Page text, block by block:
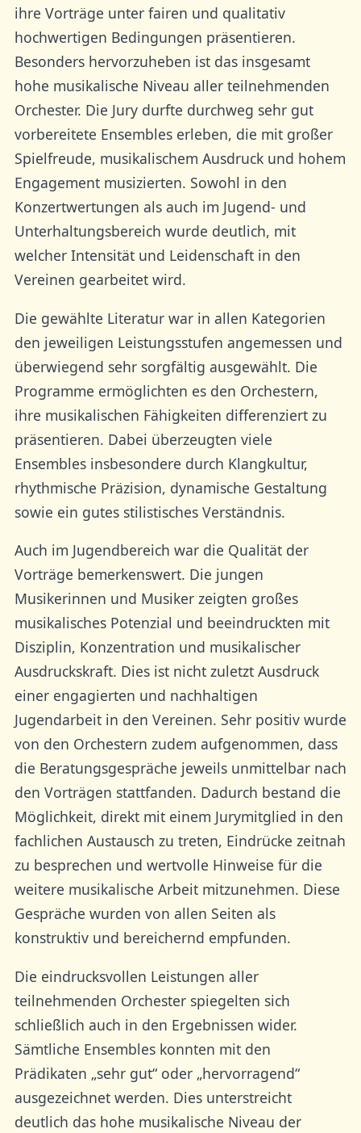
ihre Vorträge unter fairen und qualitativ
hochwertigen Bedingungen präsentieren.
Besonders hervorzuheben ist das insgesamt
hohe musikalische Niveau aller teilnehmenden
Orchester. Die Jury durfte durchweg sehr gut
vorbereitete Ensembles erleben, die mit großer
Spielfreude, musikalischem Ausdruck und hohem
Engagement musizierten. Sowohl in den
Konzertwertungen als auch im Jugend- und
Unterhaltungsbereich wurde deutlich, mit
welcher Intensität und Leidenschaft in den
Vereinen gearbeitet wird.
Die gewählte Literatur war in allen Kategorien
den jeweiligen Leistungsstufen angemessen und
überwiegend sehr sorgfältig ausgewählt. Die
Programme ermöglichten es den Orchestern,
ihre musikalischen Fähigkeiten differenziert zu
präsentieren. Dabei überzeugten viele
Ensembles insbesondere durch Klangkultur,
rhythmische Präzision, dynamische Gestaltung
sowie ein gutes stilistisches Verständnis.
Auch im Jugendbereich war die Qualität der
Vorträge bemerkenswert. Die jungen
Musikerinnen und Musiker zeigten großes
musikalisches Potenzial und beeindruckten mit
Disziplin, Konzentration und musikalischer
Ausdruckskraft. Dies ist nicht zuletzt Ausdruck
einer engagierten und nachhaltigen
Jugendarbeit in den Vereinen. Sehr positiv wurde
von den Orchestern zudem aufgenommen, dass
die Beratungsgespräche jeweils unmittelbar nach
den Vorträgen stattfanden. Dadurch bestand die
Möglichkeit, direkt mit einem Jurymitglied in den
fachlichen Austausch zu treten, Eindrücke zeitnah
zu besprechen und wertvolle Hinweise für die
weitere musikalische Arbeit mitzunehmen. Diese
Gespräche wurden von allen Seiten als
konstruktiv und bereichernd empfunden.
Die eindrucksvollen Leistungen aller
teilnehmenden Orchester spiegelten sich
schließlich auch in den Ergebnissen wider.
Sämtliche Ensembles konnten mit den
Prädikaten „sehr gut“ oder „hervorragend“
ausgezeichnet werden. Dies unterstreicht
deutlich das hohe musikalische Niveau der